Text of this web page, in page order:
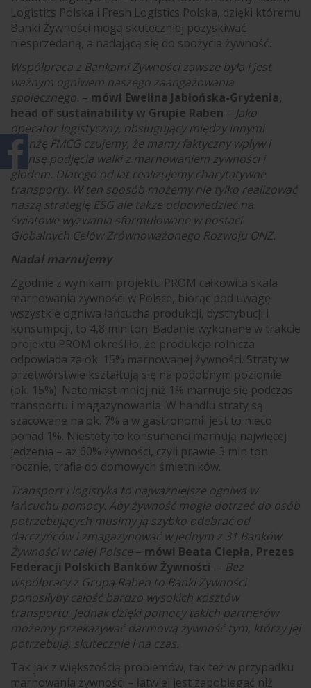
Logistics Polska i Fresh Logistics Polska, dzięki któremu
Banki Żywności mogą skuteczniej pozyskiwać
niesprzedaną, a nadającą się do spożycia żywność.
Współpraca z Bankami Żywności zawsze była i jest
ważnym ogniwem naszego zaangażowania
społecznego. – mówi Ewelina Jabłońska-Gryżenia,
head of sustainability w Grupie Raben – Jako
operator logistyczny, obsługujący między innymi
branżę FMCG czujemy, że mamy faktyczny wpływ i
szansę podjęcia walki z marnowaniem żywności i
głodem. Dlatego od lat realizujemy charytatywne
transporty. W ten sposób możemy nie tylko realizować
naszą strategię ESG ale także odpowiedzieć na
światowe wyzwania sformułowane w postaci
Globalnych Celów Zrównoważonego Rozwoju ONZ.
Nadal marnujemy
Zgodnie z wynikami projektu PROM całkowita skala
marnowania żywności w Polsce, biorąc pod uwagę
wszystkie ogniwa łańcucha produkcji, dystrybucji i
konsumpcji, to 4,8 mln ton. Badanie wykonane w trakcie
projektu PROM określiło, że produkcja rolnicza
odpowiada za ok. 15% marnowanej żywności. Straty w
przetwórstwie kształtują się na podobnym poziomie
(ok. 15%). Natomiast mniej niż 1% marnuje się podczas
transportu i magazynowania. W handlu straty są
szacowane na ok. 7% a w gastronomii jest to nieco
ponad 1%. Niestety to konsumenci marnują najwięcej
jedzenia – aż 60% żywności, czyli prawie 3 mln ton
rocznie, trafia do domowych śmietników.
Transport i logistyka to najważniejsze ogniwa w
łańcuchu pomocy. Aby żywność mogła dotrzeć do osób
potrzebujących musimy ją szybko odebrać od
darczyńców i zmagazynować w jednym z 31 Banków
Żywności w całej Polsce – mówi Beata Ciepła, Prezes
Federacji Polskich Banków Żywności. – Bez
współpracy z Grupą Raben to Banki Żywności
ponosiłyby całość bardzo wysokich kosztów
transportu. Jednak dzięki pomocy takich partnerów
możemy przekazywać darmową żywność tym, którzy jej
potrzebują, skutecznie i na czas.
Tak jak z większością problemów, tak też w przypadku
marnowania żywności – łatwiej jest zapobiegać niż